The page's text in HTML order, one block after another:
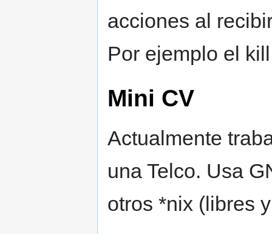
acciones al
Por ejemplo el
Mini CV
Actualmente
una Telco. Usa
otros *nix (libres